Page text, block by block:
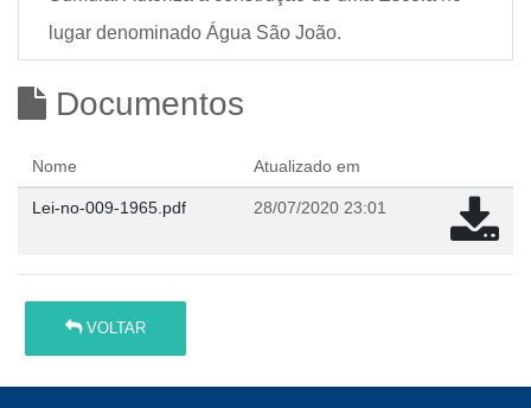
lugar denominado Água São João.
Documentos
Nome Atualizado em
Lei-no-009-1965.pdf 28/07/2020 23:01
VOLTAR